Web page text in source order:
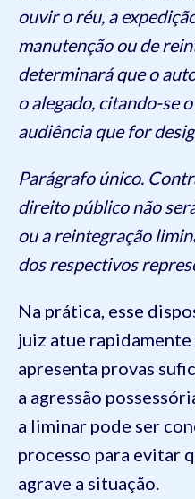
ouvir o réu, a
manutenção ou de
determinará que o
o alegado, citando-se
audiência que for
Parágrafo único.
direito público não
ou a reintegração
dos respectivos
Na prática, esse
juiz atue
apresenta provas
a agressão
a liminar pode ser
processo para evitar
agrave a situação.